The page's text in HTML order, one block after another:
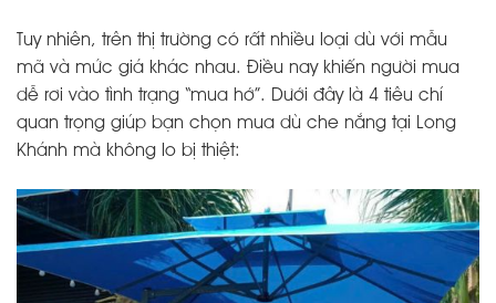
Tuy nhiên, trên thị trường có rất nhiều loại dù với mẫu
mã và mức giá khác nhau. Điều nay khiến người mua
dễ rơi vào tình trạng “mua hớ”. Dưới đây là 4 tiêu chí
quan trọng giúp bạn chọn mua dù che nắng tại Long
Khánh mà không lo bị thiệt: